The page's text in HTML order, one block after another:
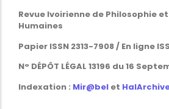
Revue Ivoirienne de Philosophie
Humaines
Papier ISSN 2313-7908 / En ligne
N° DÉPÔT LÉGAL 13196 du 16
Indexation : Mir@bel et